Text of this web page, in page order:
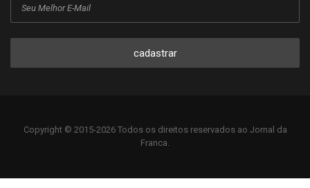
cadastrar
Copyright © 2015-2026 Todos os direitos reservados ao Jornal da
Franca.